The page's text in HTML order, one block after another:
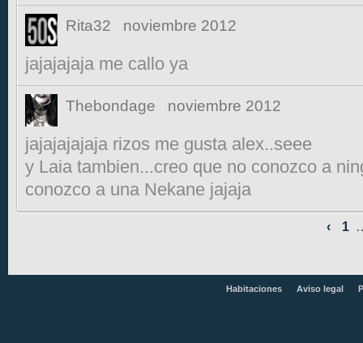
Rita32 noviembre 2012
jajajajaja me callo ya
Thebondage noviembre 2012
jajajajajaja rizos me gusta alex..seee
y Laia tambien...creo que no conozco a
conozco a una Nekane jajaja
‹ 1
Habitaciones Aviso legal